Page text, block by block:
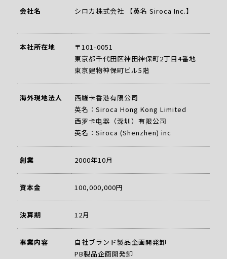
会社名 シロカ株式会社 【英名 Siroca Inc.】
本社所在地
〒101-0051
東京都千代田区神田神保町2丁目4番地
東京建物神保町ビル5階
海外現地法人
西羅卡香港有限公司
英名：Siroca Hong Kong Limited
西罗卡电器（深圳）有限公司
英名：Siroca (Shenzhen) inc
創業 2000年10月
資本金 100,000,000円
決算期 12月
事業内容
自社ブランド製品企画開発卸
PB製品企画開発卸